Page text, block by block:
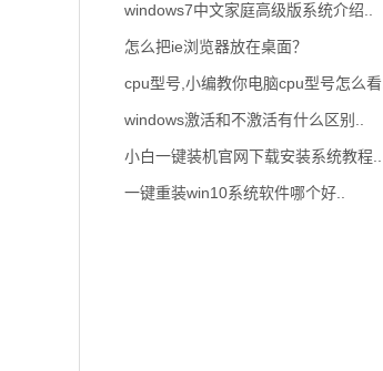
windows7中文家庭高级版系统介绍..
怎么把ie浏览器放在桌面？
cpu型号,小编教你电脑cpu型号怎么看..
windows激活和不激活有什么区别..
小白一键装机官网下载安装系统教程..
一键重装win10系统软件哪个好..